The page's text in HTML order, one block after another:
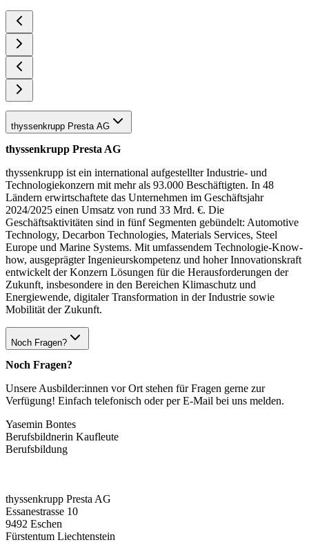
thyssenkrupp Presta AG
thyssenkrupp Presta AG
thyssenkrupp ist ein international aufgestellter Industrie- und
Technologiekonzern mit mehr als 93.000 Beschäftigten. In 48
Ländern erwirtschaftete das Unternehmen im Geschäftsjahr
2024/2025 einen Umsatz von rund 33 Mrd. €. Die
Geschäftsaktivitäten sind in fünf Segmenten gebündelt: Automotive
Technology, Decarbon Technologies, Materials Services, Steel
Europe und Marine Systems. Mit umfassendem Technologie-Know-
how, ausgeprägter Ingenieurskompetenz und hoher Innovationskraft
entwickelt der Konzern Lösungen für die Herausforderungen der
Zukunft, insbesondere in den Bereichen Klimaschutz und
Energiewende, digitaler Transformation in der Industrie sowie
Mobilität der Zukunft.
Noch Fragen?
Noch Fragen?
Unsere Ausbilder:innen vor Ort stehen für Fragen gerne zur
Verfügung! Einfach telefonisch oder per E-Mail bei uns melden.
Yasemin Bontes
Berufsbildnerin Kaufleute
Berufsbildung
thyssenkrupp Presta AG
Essanestrasse 10
9492 Eschen
Fürstentum Liechtenstein